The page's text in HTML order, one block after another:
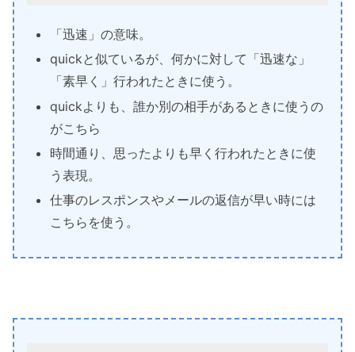
「迅速」の意味。
quickと似ているが、何かに対して「迅速な」
「素早く」行われたときに使う。
quickよりも、誰か別の相手があるときに使うの
がこちら
時間通り、思ったよりも早く行われたときに使
う表現。
仕事のレスポンスやメールの返信が早い時には
こちらを使う。